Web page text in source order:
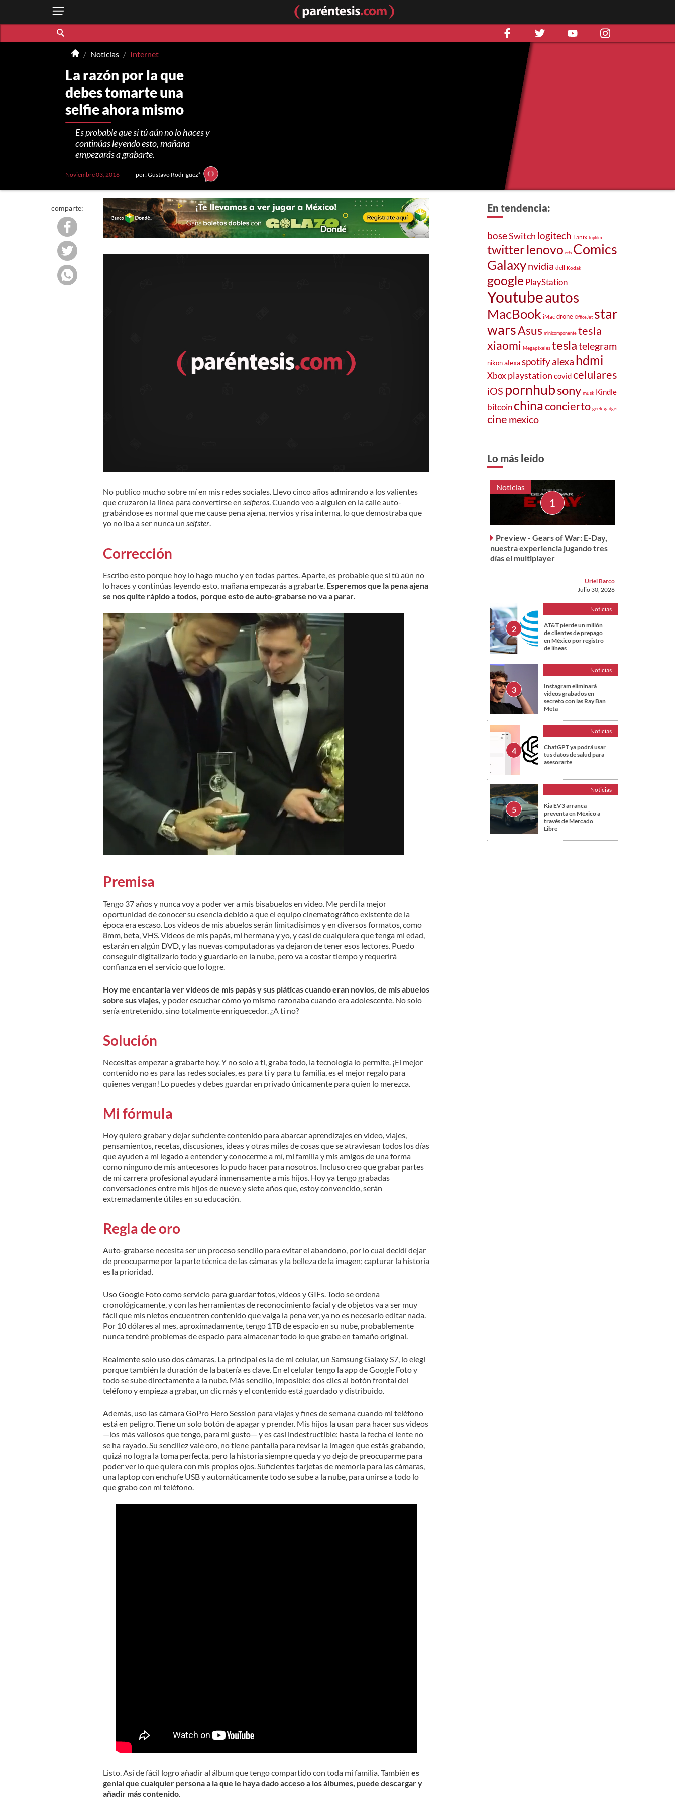
Noticias Internet
La razón por la que
debes tomarte una
selfie ahora mismo
Es probable que si tú aún no lo haces y
continúas leyendo esto, mañana
empezarás a grabarte.
Noviembre 03, 2016 por: Gustavo Rodríguez*
comparte:
No publico mucho sobre mí en mis redes sociales. Llevo cinco años admirando a los valientes
que cruzaron la línea para convertirse en selfieros. Cuando veo a alguien en la calle auto-
grabándose es normal que me cause pena ajena, nervios y risa interna, lo que demostraba que
yo no iba a ser nunca un selfster.
Corrección
Escribo esto porque hoy lo hago mucho y en todas partes. Aparte, es probable que si tú aún no
lo haces y continúas leyendo esto, mañana empezarás a grabarte. Esperemos que la pena ajena
se nos quite rápido a todos, porque esto de auto-grabarse no va a parar.
Premisa
Tengo 37 años y nunca voy a poder ver a mis bisabuelos en video. Me perdí la mejor
oportunidad de conocer su esencia debido a que el equipo cinematográfico existente de la
época era escaso. Los videos de mis abuelos serán limitadísimos y en diversos formatos, como
8mm, beta, VHS. Videos de mis papás, mi hermana y yo, y casi de cualquiera que tenga mi edad,
estarán en algún DVD, y las nuevas computadoras ya dejaron de tener esos lectores. Puedo
conseguir digitalizarlo todo y guardarlo en la nube, pero va a costar tiempo y requerirá
confianza en el servicio que lo logre.
Hoy me encantaría ver videos de mis papás y sus pláticas cuando eran novios, de mis abuelos
sobre sus viajes, y poder escuchar cómo yo mismo razonaba cuando era adolescente. No solo
sería entretenido, sino totalmente enriquecedor. ¿A ti no?
Solución
Necesitas empezar a grabarte hoy. Y no solo a ti, graba todo, la tecnología lo permite. ¡El mejor
contenido no es para las redes sociales, es para ti y para tu familia, es el mejor regalo para
quienes vengan! Lo puedes y debes guardar en privado únicamente para quien lo merezca.
Mi fórmula
Hoy quiero grabar y dejar suficiente contenido para abarcar aprendizajes en video, viajes,
pensamientos, recetas, discusiones, ideas y otras miles de cosas que se atraviesan todos los días
que ayuden a mi legado a entender y conocerme a mí, mi familia y mis amigos de una forma
como ninguno de mis antecesores lo pudo hacer para nosotros. Incluso creo que grabar partes
de mi carrera profesional ayudará inmensamente a mis hijos. Hoy ya tengo grabadas
conversaciones entre mis hijos de nueve y siete años que, estoy convencido, serán
extremadamente útiles en su educación.
Regla de oro
Auto-grabarse necesita ser un proceso sencillo para evitar el abandono, por lo cual decidí dejar
de preocuparme por la parte técnica de las cámaras y la belleza de la imagen; capturar la historia
es la prioridad.
Uso Google Foto como servicio para guardar fotos, videos y GIFs. Todo se ordena
cronológicamente, y con las herramientas de reconocimiento facial y de objetos va a ser muy
fácil que mis nietos encuentren contenido que valga la pena ver, ya no es necesario editar nada.
Por 10 dólares al mes, aproximadamente, tengo 1TB de espacio en su nube, probablemente
nunca tendré problemas de espacio para almacenar todo lo que grabe en tamaño original.
Realmente solo uso dos cámaras. La principal es la de mi celular, un Samsung Galaxy S7, lo elegí
porque también la duración de la batería es clave. En el celular tengo la app de Google Foto y
todo se sube directamente a la nube. Más sencillo, imposible: dos clics al botón frontal del
teléfono y empieza a grabar, un clic más y el contenido está guardado y distribuido.
Además, uso las cámara GoPro Hero Session para viajes y fines de semana cuando mi teléfono
está en peligro. Tiene un solo botón de apagar y prender. Mis hijos la usan para hacer sus videos
—los más valiosos que tengo, para mi gusto— y es casi indestructible: hasta la fecha el lente no
se ha rayado. Su sencillez vale oro, no tiene pantalla para revisar la imagen que estás grabando,
quizá no logra la toma perfecta, pero la historia siempre queda y yo dejo de preocuparme para
poder ver lo que quiera con mis propios ojos. Suficientes tarjetas de memoria para las cámaras,
una laptop con enchufe USB y automáticamente todo se sube a la nube, para unirse a todo lo
que grabo con mi teléfono.
Listo. Así de fácil logro añadir al álbum que tengo compartido con toda mi familia. También es
genial que cualquier persona a la que le haya dado acceso a los álbumes, puede descargar y
añadir más contenido.
En tendencia:
boseSwitch logitech Lanix fujifilm
twitterlenovo ntfs Comics
Galaxynvidia dell Kodak
google PlayStation
Youtubeautos
MacBook iMac drone OfficeJet star
warsAsus minicomponente tesla
xiaomi Megapixeles teslatelegram
nikonalexaspotifyalexa hdmi
Xbox playstation covidcelulares
iOS pornhubsony musk Kindle
bitcoinchinaconcierto geek gadget
cine mexico
Lo más leído
Noticias
Preview - Gears of War: E-Day,
nuestra experiencia jugando tres
días el multiplayer
Uriel Barco
Julio 30, 2026
Noticias
AT&T pierde un millón
de clientes de prepago
en México por registro
de líneas
Noticias
Instagram eliminará
videos grabados en
secreto con las Ray Ban
Meta
Noticias
ChatGPT ya podrá usar
tus datos de salud para
asesorarte
Noticias
Kia EV3 arranca
preventa en México a
través de Mercado
Libre